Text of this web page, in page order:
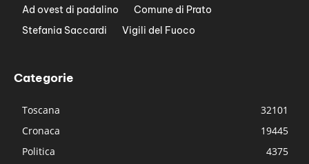
Ad ovest di padalino
Comune di Prato
Stefania Saccardi
Vigili del Fuoco
Categorie
Toscana
32101
Cronaca
19445
Politica
4375